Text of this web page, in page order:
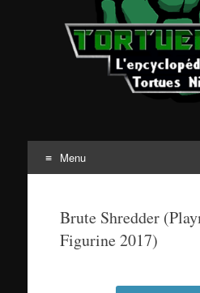
Menu
Brute Shredder
Figurine 2017)